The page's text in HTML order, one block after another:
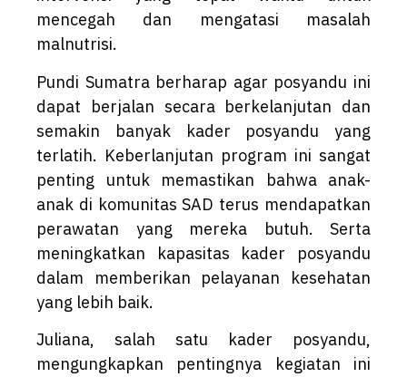
mencegah dan mengatasi masalah
malnutrisi.
Pundi Sumatra berharap agar posyandu ini
dapat berjalan secara berkelanjutan dan
semakin banyak kader posyandu yang
terlatih. Keberlanjutan program ini sangat
penting untuk memastikan bahwa anak-
anak di komunitas SAD terus mendapatkan
perawatan yang mereka butuh. Serta
meningkatkan kapasitas kader posyandu
dalam memberikan pelayanan kesehatan
yang lebih baik.
Juliana, salah satu kader posyandu,
mengungkapkan pentingnya kegiatan ini